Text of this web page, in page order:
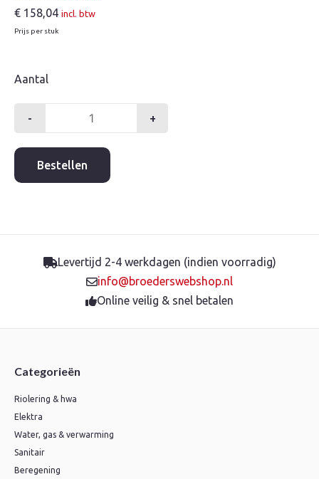
€ 158,04 incl. btw
Prijs per stuk
Aantal
-
perssapput
315mm
aantal
+
Bestellen
Levertijd 2-4 werkdagen (indien voorradig)
info@broederswebshop.nl
Online veilig & snel betalen
Categorieën
Riolering & hwa
Elektra
Water, gas & verwarming
Sanitair
Beregening